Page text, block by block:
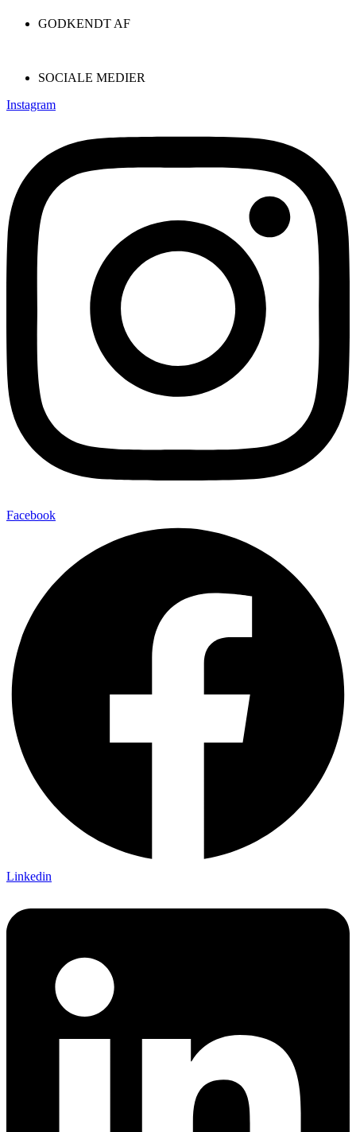
GODKENDT AF
SOCIALE MEDIER
Instagram
Facebook
Linkedin